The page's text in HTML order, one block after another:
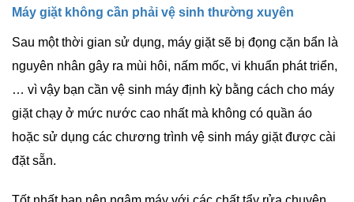
Máy giặt không cần phải vệ sinh thường xuyên
Sau một thời gian sử dụng, máy giặt sẽ bị đọng cặn bẩn là
nguyên nhân gây ra mùi hôi, nấm mốc, vi khuẩn phát triển,
… vì vậy bạn cần vệ sinh máy định kỳ bằng cách cho máy
giặt chạy ở mức nước cao nhất mà không có quần áo
hoặc sử dụng các chương trình vệ sinh máy giặt được cài
đặt sẵn.